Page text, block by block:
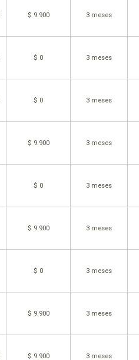
$ 9.900 3 meses
$ 0 3 meses
$ 0 3 meses
$ 9.900 3 meses
$ 0 3 meses
$ 9.900 3 meses
$ 0 3 meses
$ 9.900 3 meses
$ 9.900 3 meses